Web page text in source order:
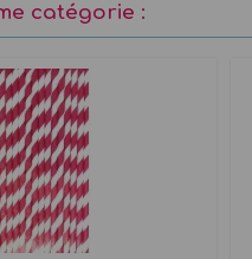
catégorie :